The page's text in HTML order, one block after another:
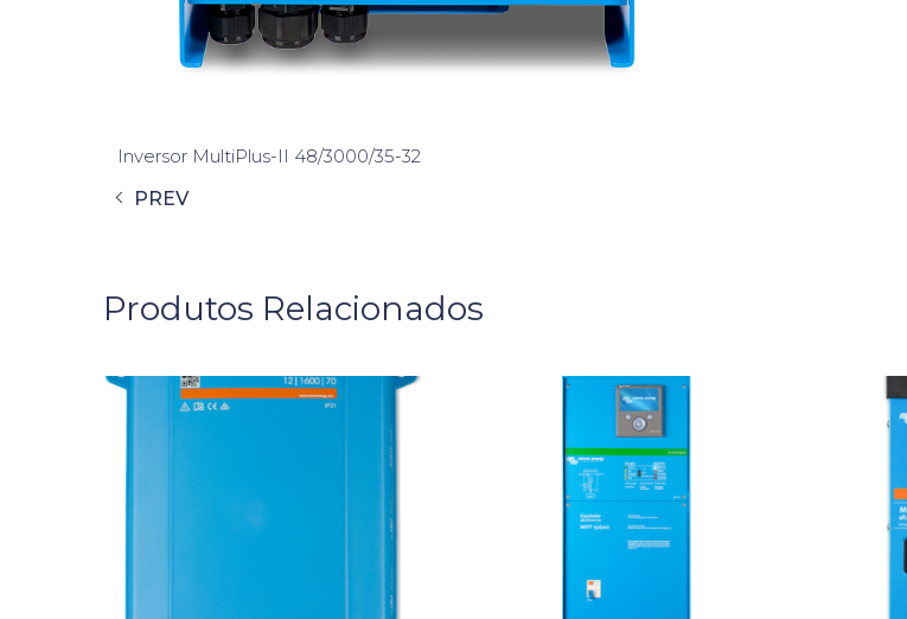
Inversor MultiPlus-II 48/3000/35-32
PREV
Produtos Relacionados